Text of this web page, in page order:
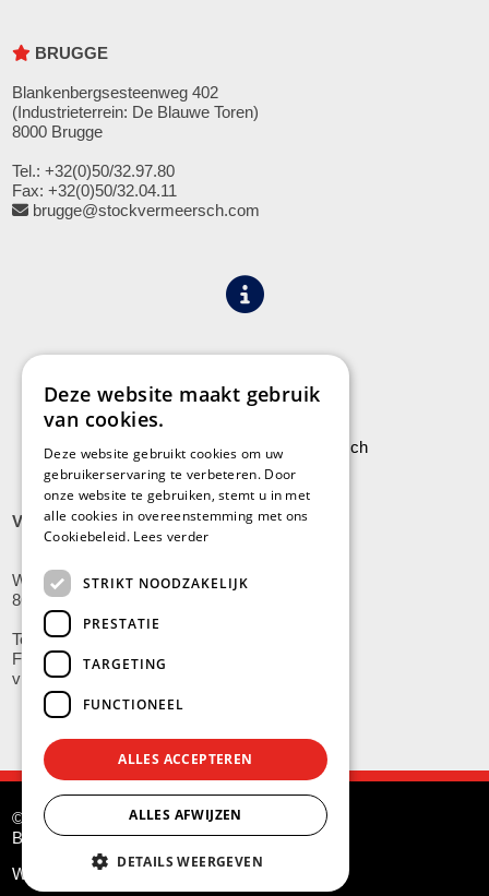
BRUGGE
Blankenbergsesteenweg 402
(Industrieterrein: De Blauwe Toren)
8000 Brugge
Tel.: +32(0)50/32.97.80
Fax: +32(0)50/32.04.11
brugge@stockvermeersch.com
Leveringen aan Stock Vermeersch
VLADSLO
Wijnendalestraat 200
8600 Vladslo - Diksmuide
Tel: +32(0)51/59.10.00
Fax: +32(0)51/58.21.99
vladslo@stockvermeersch.com
© Stock Américain Vermeersch
BE 0415.341.132
Website byG.O.A.T.
Deze website maakt gebruik
van cookies.
Deze website gebruikt cookies om uw
gebruikerservaring te verbeteren. Door
onze website te gebruiken, stemt u in met
alle cookies in overeenstemming met ons
Cookiebeleid. Lees verder
STRIKT NOODZAKELIJK
PRESTATIE
TARGETING
FUNCTIONEEL
ALLES ACCEPTEREN
ALLES AFWIJZEN
DETAILS WEERGEVEN